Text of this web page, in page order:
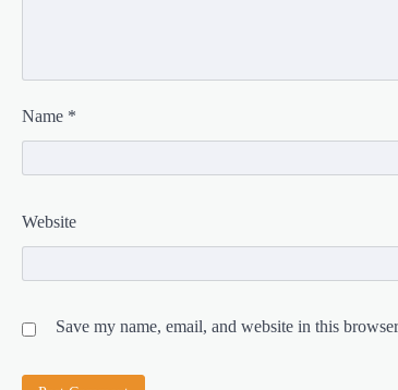
Name *
Website
Save my name, email, and website in this